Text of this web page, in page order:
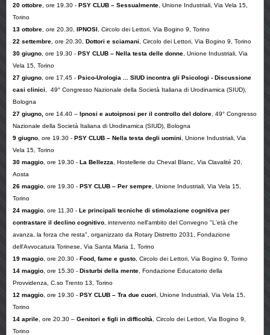
20 ottobre , ore 19.30 - PSY CLUB – Sessualmente , Unione Industriali, Via Vela 15,
Torino
13 ottobre , ore 20.30, IPNOSI , Circolo dei Lettori, Via Bogino 9, Torino
22 settembre , ore 20.30, Dottori e sciamani , Circolo dei Lettori, Via Bogino 9, Torino
30 giugno , ore 19.30 - PSY CLUB – Nella testa delle donne , Unione Industriali, Via
Vela 15, Torino
27 giugno , ore 17,45 - Psico-Urologia ...
SIUD incontra gli Psicologi - Discussione
casi clinici
49° Congresso Nazionale della Società Italiana di Urodinamica (SIUD),
Bologna
27 giugno, ore 14.40 – Ipnosi e autoipnosi per il controllo del dolore , 49° Congresso
Nazionale della Società Italiana di Urodinamica (SIUD), Bologna
9 giugno , ore 19.30 - PSY CLUB – Nella testa degli uomini , Unione Industriali, Via
Vela 15, Torino
30 maggio , ore 19.30 - La Bellezza , Hostellerie du Cheval Blanc, Via Clavalité 20,
Aosta
26 maggio , ore 19.30 - PSY CLUB – Per sempre , Unione Industriali, Via Vela 15,
Torino
24 maggio , ore 11.30 - Le principali tecniche di stimolazione cognitiva per
contrastare il declino cognitivo , intervento nell'ambito del Convegno "L'età che
avanza, la forza che resta", organizzato da Rotary Distretto 2031, Fondazione
dell'Avvocatura Torinese, Via Santa Maria 1, Torino
19 maggio , ore 20.30 - Food, fame e gusto , Circolo dei Lettori, Via Bogino 9, Torino
14 maggio , ore 15.30 - Disturbi della mente , Fondazione Educatorio della
Provvidenza, C.so Trento 13, Torino
12 maggio , ore 19.30 - PSY CLUB – Tra due cuori , Unione Industriali, Via Vela 15,
Torino
14 aprile , ore 20.30 – Genitori e figli in difficoltà , Circolo dei Lettori, Via Bogino 9,
Torino